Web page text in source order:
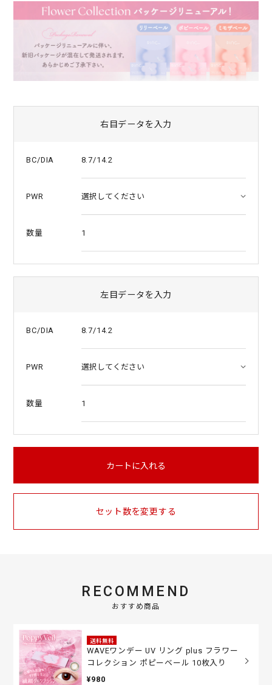
r
r
a
t
i
n
g
右目データを入力
BC/DIA 8.7/14.2
PWR
数量 1
左目データを入力
BC/DIA 8.7/14.2
PWR
数量 1
カートに入れる
セット数を変更する
RECOMMEND
おすすめ商品
送料無料
WAVEワンデー UV リング plus フラワー
コレクション ポピーベール 10枚入り
¥980